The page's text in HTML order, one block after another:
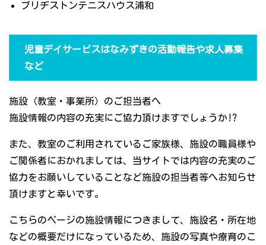
ブリヂストンテニスハウス浦和
児童デイサービスはなみずきの活動報告や求人募集
など
施設（教室・事業所）のご担当者へ
施設情報の内容の充実にご協力頂けますでしょうか!?
また、教室のご利用されているご家族様、施設の職員様や
ご関係者におかれましては、当サイトでは内容の充実のご
協力をお願いしていることなど施設の担当者等へお知らせ
頂けますと幸いです。
こちらのページの施設情報につきまして、施設名・所在地
などの概要だけになっているため、施設の写真や療育のこ